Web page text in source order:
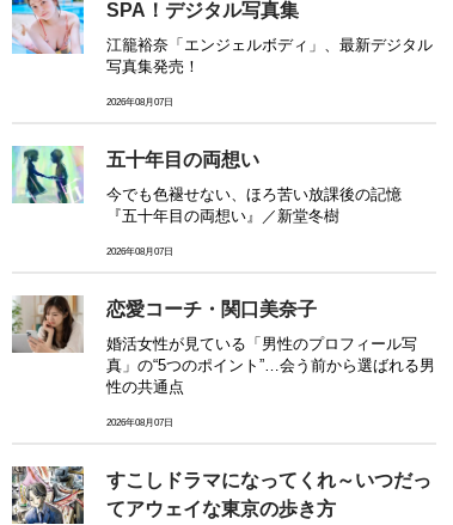
SPA！デジタル写真集
江籠裕奈「エンジェルボディ」、最新デジタル
写真集発売！
2026年08月07日
五十年目の両想い
今でも色褪せない、ほろ苦い放課後の記憶
『五十年目の両想い』／新堂冬樹
2026年08月07日
恋愛コーチ・関口美奈子
婚活女性が見ている「男性のプロフィール写
真」の“5つのポイント”…会う前から選ばれる男
性の共通点
2026年08月07日
すこしドラマになってくれ～いつだっ
てアウェイな東京の歩き方